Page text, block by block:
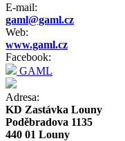
E-mail:
gaml@gaml.cz
Web:
www.gaml.cz
Facebook:
GAML
Adresa:
KD Zastávka Louny
Poděbradova 1135
440 01 Louny